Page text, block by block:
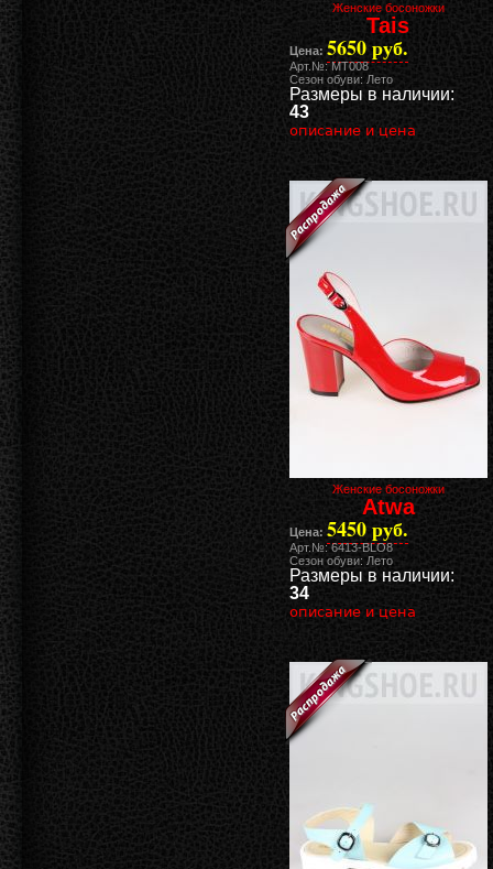
Женские босоножки
Tais
Цена: 5650 руб.
Арт.№: MT008
Сезон обуви: Лето
Размеры в наличии:
43
описание и цена
Женские босоножки
Atwa
Цена: 5450 руб.
Арт.№: 6413-BLO8
Сезон обуви: Лето
Размеры в наличии:
34
описание и цена